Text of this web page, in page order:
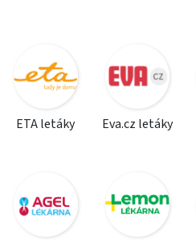
ETA letáky Eva.cz letáky